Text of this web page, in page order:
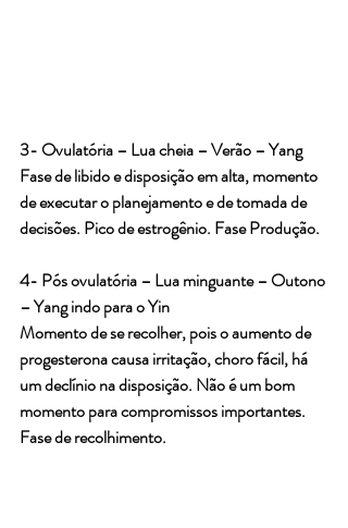
3- Ovulatória – Lua cheia – Verão – Yang
Fase de libido e disposição em alta, momento
de executar o planejamento e de tomada de
decisões. Pico de estrogênio. Fase Produção.
4- Pós ovulatória – Lua minguante – Outono
– Yang indo para o Yin
Momento de se recolher, pois o aumento de
progesterona causa irritação, choro fácil, há
um declínio na disposição. Não é um bom
momento para compromissos importantes.
Fase de recolhimento.